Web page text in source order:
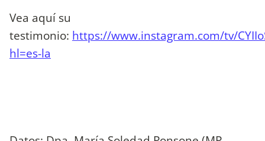
Vea aquí su
testimonio: https://www.instagram.com/tv/
hl=es-la